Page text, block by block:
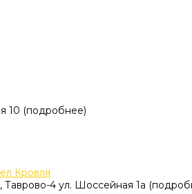
10 (подробнее)
Кровля
Таврово-4 ул. Шоссейная 1а